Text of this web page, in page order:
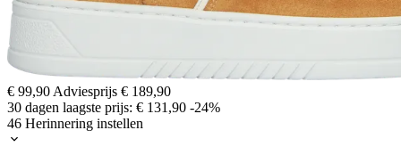
€ 99,90Adviesprijs € 189,90
30 dagen laagste prijs: € 131,90 -24%
46 Herinnering instellen